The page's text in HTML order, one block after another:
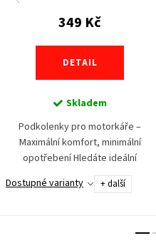
349 Kč
DETAIL
Skladem
Podkolenky pro motorkáře –
Maximální komfort, minimální
opotřebení Hledáte ideální
ponožky do moto bot? Tyhle
vysoké podkolenky byly navrženy
Dostupné varianty + další